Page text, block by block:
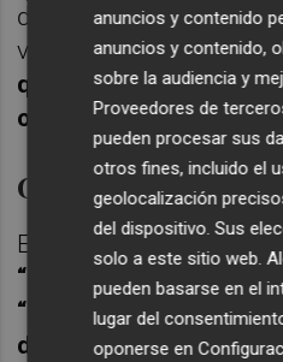
demanda de
vez de“esperar a que
que nos obligue a
obra”
Gestión deficiente
El alcalde noveldense
“gestión deficiente”
“por la que todavía no
disculpas”condiciona
anuncios y contenido
anuncios y contenido,
sobre la audiencia y
Proveedores de
pueden procesar sus
otros fines, incluido el
geolocalización
del dispositivo. Sus
solo a este sitio web.
pueden basarse en el
lugar del
oponerse en